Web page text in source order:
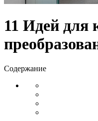
11 Идей для
Содержание